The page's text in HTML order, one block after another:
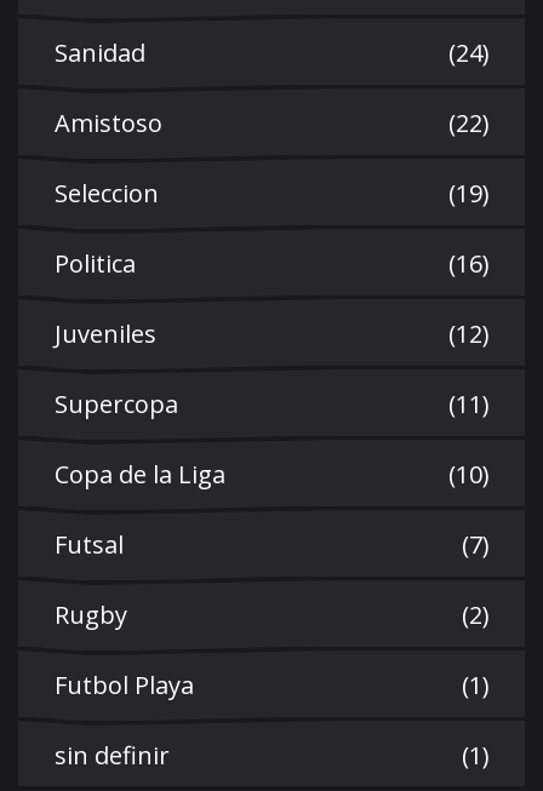
Sanidad (24)
Amistoso (22)
Seleccion (19)
Politica (16)
Juveniles (12)
Supercopa (11)
Copa de la Liga (10)
Futsal (7)
Rugby (2)
Futbol Playa (1)
sin definir (1)